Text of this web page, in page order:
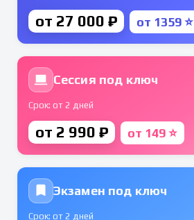
от 27 000 ₽ от 1359 ⭐
Сессия под ключ
Срок: от 2 дней
от 2 990 ₽ от 149 ⭐
Экзамен под ключ
Срок: от 2 дней